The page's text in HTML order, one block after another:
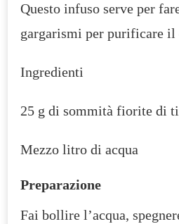
Questo infuso serve per
gargarismi per purificare il
Ingredienti
25 g di sommità fiorite di
Mezzo litro di acqua
Preparazione
Fai bollire l’acqua,